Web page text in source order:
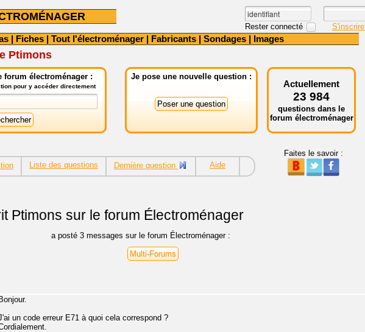
Rester connecté S'inscrire
| Fiches | Tout l'électroménager | Fabricants | Sondages | Images
Ptimons
forum électroménager :
pour y accéder directement
Je pose une nouvelle question :
Actuellement
23 984
questions dans le
forum électroménager
Liste des questions Dernière question Aide
Faites le savoir :
Ptimons sur le forum Électroménager
a posté 3 messages sur le forum Électroménager :
Multi-Forums
un code erreur E71 à quoi cela correspond ?